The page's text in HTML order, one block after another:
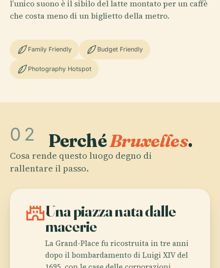
l’unico suono è il sibilo del latte montato per un caffè
che costa meno di un biglietto della metro.
Family Friendly Budget Friendly
Photography Hotspot
02 PerchéBruxelles.
Cosa rende questo luogo degno di
rallentare il passo.
castleUna piazza nata dalle
macerie
La Grand-Place fu ricostruita in tre anni
dopo il bombardamento di Luigi XIV del